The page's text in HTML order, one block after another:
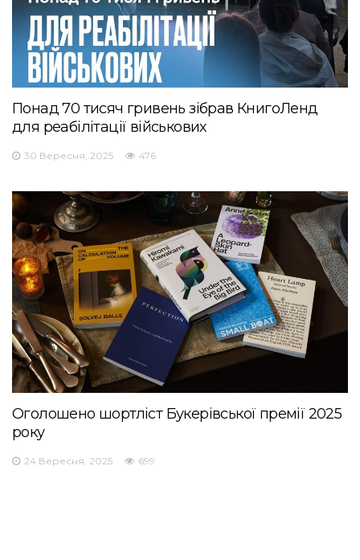
Понад 70 тисяч гривень зібрав КнигоЛенд
для реабілітації військових
30 Вересня, 2025 476
Оголошено шортліст Букерівської премії 2025
року
24 Вересня, 2025 699